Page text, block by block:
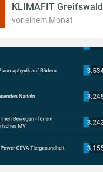
KLIMAFIT Greifswald
vor einem Monat